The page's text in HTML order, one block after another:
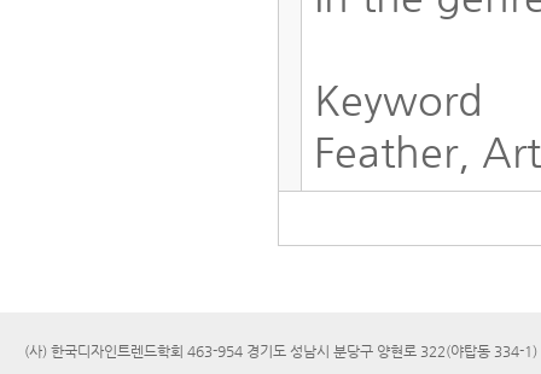
Keyword
Feather,
(사) 한국디자인트렌드학회 463-954 경기도 성남시 분당구 양현로 322(야탑동 334-